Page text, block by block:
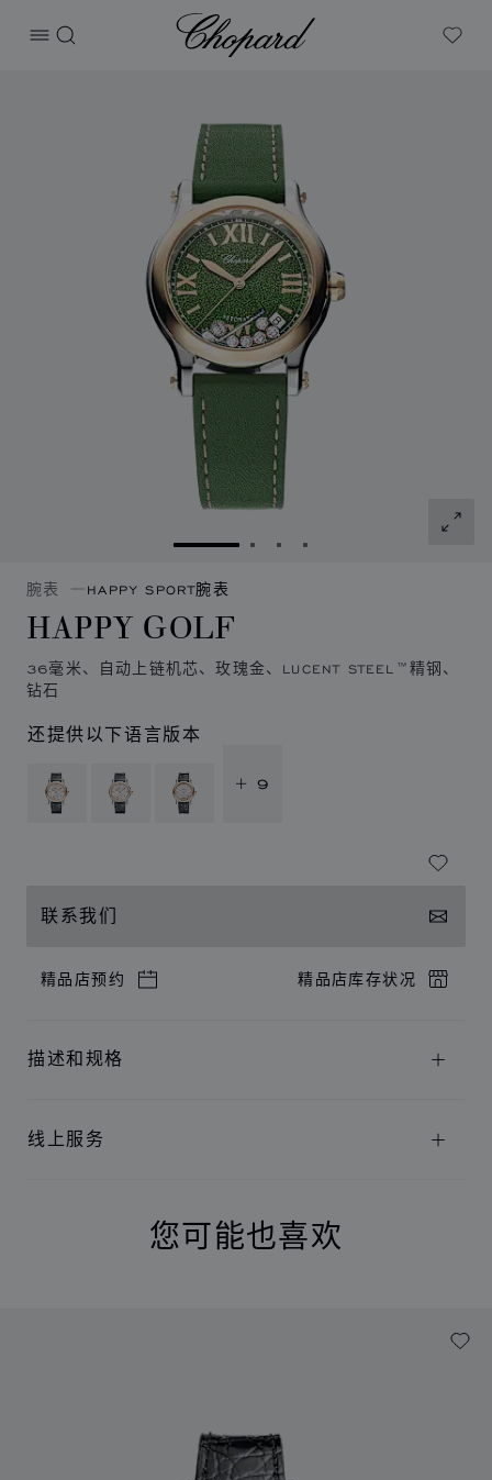
打开菜单
搜索
Chopard
My
转到幻灯片 1转到幻灯片 2
转到幻灯片 3
转到幻灯片 4
腕表 HAPPY SPORT腕表
HAPPY GOLF
36毫米、自动上链机芯、玫瑰金、LUCENT STEEL™精钢、
钻石
还提供以下语言版本
+ 9
联系我们
精品店预约 精品店库存状况
描述和规格
线上服务
您可能也喜欢